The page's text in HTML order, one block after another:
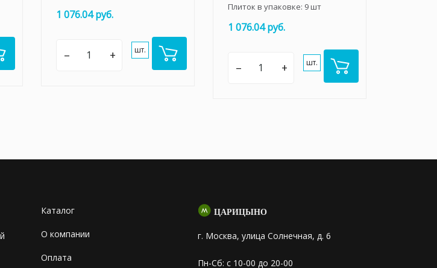
1 076.04 руб.
– + шт.
Плиток в упаковке: 9шт
1 076.04 руб.
– + шт.
Каталог
О компании
Оплата
ЦАРИЦЫНО
г. Москва, улица Солнечная, д. 6
Пн-Сб: с 10-00 до 20-00